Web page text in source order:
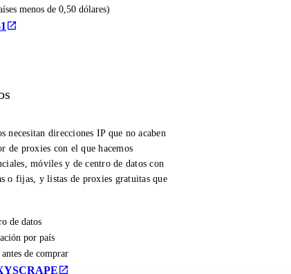
menos de 0,50 dólares)
necesitan direcciones IP que no acaben
de proxies con el que hacemos
móviles y de centro de datos con
o fijas, y listas de proxies gratuitas que
de datos
por país
de comprar